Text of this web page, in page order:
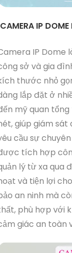
CAMERA IP
IP Dome
sở và gia
thước nhỏ
lắp đặt ở
mỹ quan tổng
giúp giám sát
cầu sự
tích hợp
lý từ xa qua
và tiện lợi
an ninh mà
phù hợp với
giác an toàn